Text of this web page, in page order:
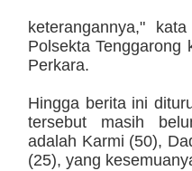
keterangannya,"
Polsekta Tenggarong
Perkara.
Hingga berita ini
tersebut masih
adalah Karmi (50),
(25), yang